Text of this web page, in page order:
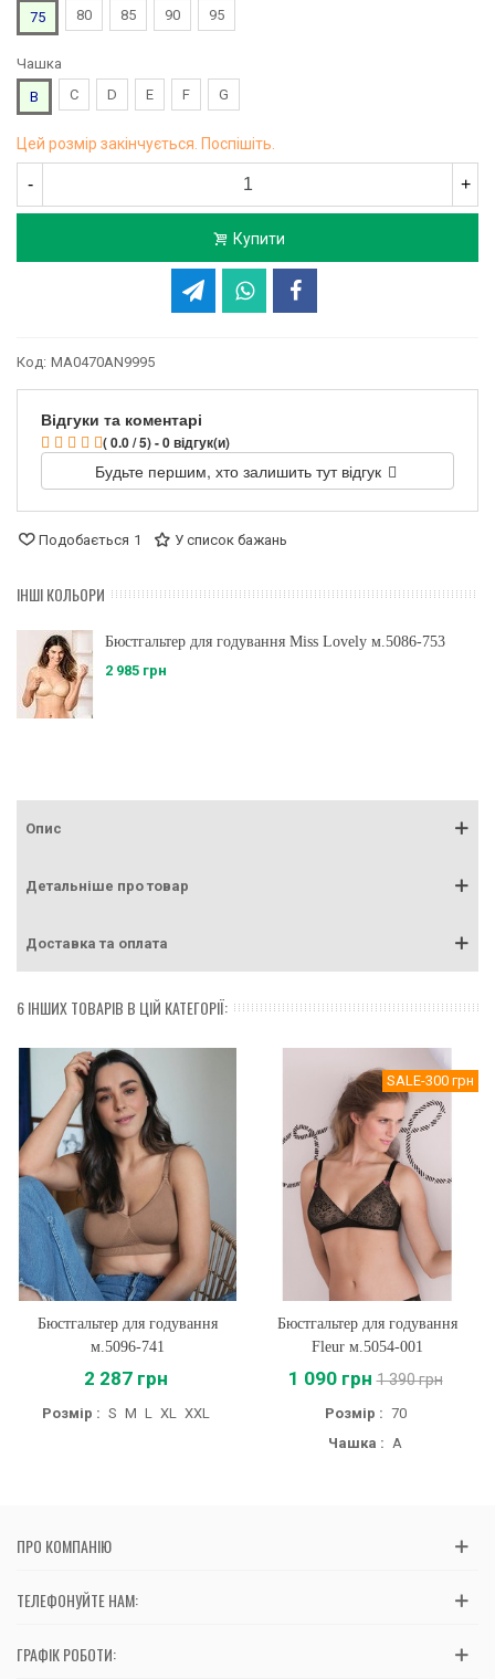
75
80 85 90 95
Чашка
B
C D E F G
Цей розмір закінчується. Поспішіть.
- +
Купити
Код: MA0470AN9995
Відгуки та коментарі
( 0.0 / 5) - 0 відгук(и)
Будьте першим, хто залишить тут відгук
Подобається 1 У список бажань
ІНШІ КОЛЬОРИ
Бюстгальтер для годування Miss Lovely м.5086-753
2 985 грн
Опис
Детальніше про товар
Доставка та оплата
6 ІНШИХ ТОВАРІВ В ЦІЙ КАТЕГОРІЇ:
Бюстгальтер для годування
м.5096-741
2 287 грн
Розмір : S M L XL XXL
SALE-300 грн
Бюстгальтер для годування
Fleur м.5054-001
1 090 грн 1 390 грн
Розмір : 70
Чашка : A
ПРО КОМПАНІЮ
ТЕЛЕФОНУЙТЕ НАМ:
ГРАФІК РОБОТИ: